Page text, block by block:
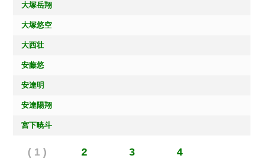
大塚岳翔
大塚悠空
大西壮
安藤悠
安達明
安達陽翔
宮下暁斗
( 1 ) 2 3 4